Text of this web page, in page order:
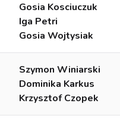
Gosia Kosciuczuk
Iga Petri
Gosia Wojtysiak
Szymon Winiarski
Dominika Karkus
Krzysztof Czopek